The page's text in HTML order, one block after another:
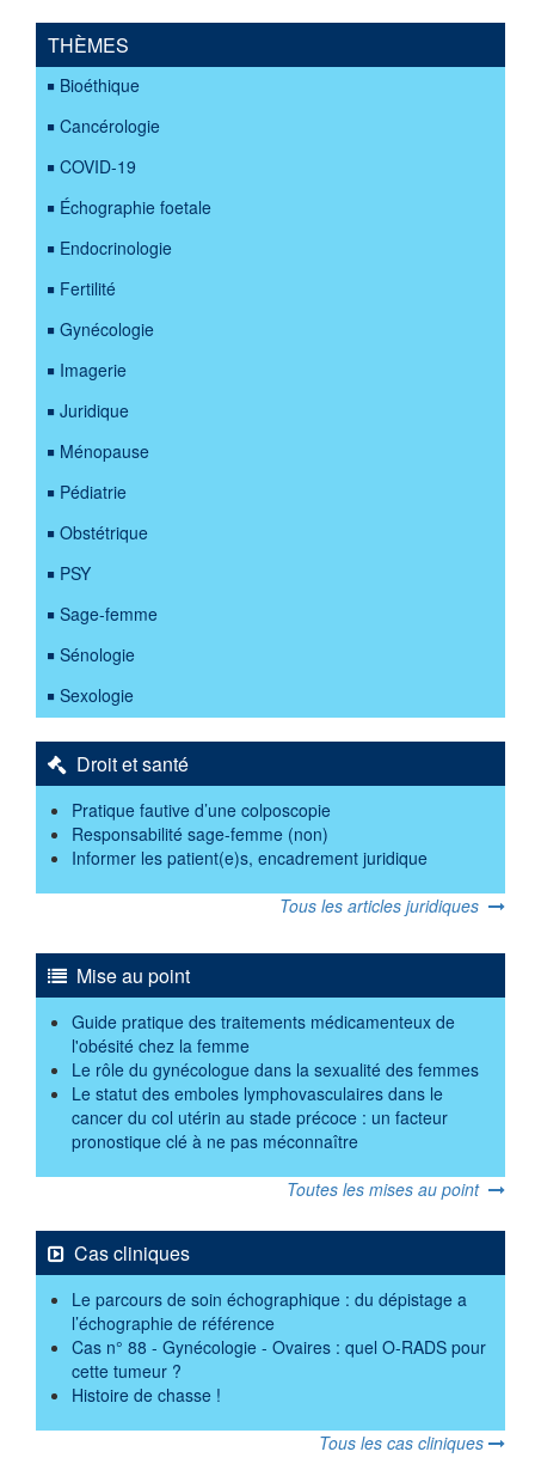
THÈMES
Bioéthique
Cancérologie
COVID-19
Échographie foetale
Endocrinologie
Fertilité
Gynécologie
Imagerie
Juridique
Ménopause
Pédiatrie
Obstétrique
PSY
Sage-femme
Sénologie
Sexologie
Droit et santé
Pratique fautive d’une colposcopie
Responsabilité sage-femme (non)
Informer les patient(e)s, encadrement juridique
Tous les articles juridiques
Mise au point
Guide pratique des traitements médicamenteux de
l'obésité chez la femme
Le rôle du gynécologue dans la sexualité des femmes
Le statut des emboles lymphovasculaires dans le
cancer du col utérin au stade précoce : un facteur
pronostique clé à ne pas méconnaître
Toutes les mises au point
Cas cliniques
Le parcours de soin échographique : du dépistage a
l’échographie de référence
Cas n° 88 - Gynécologie - Ovaires : quel O-RADS pour
cette tumeur ?
Histoire de chasse !
Tous les cas cliniques